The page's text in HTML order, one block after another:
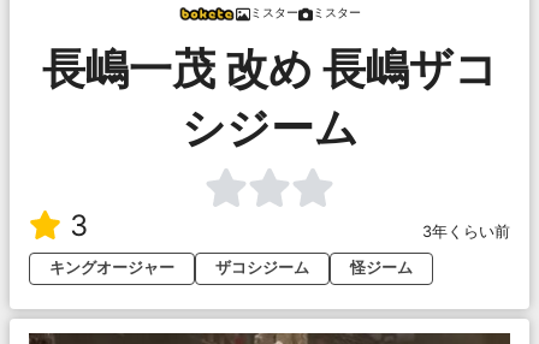
ミスター ミスター
長嶋一茂 改め 長嶋ザコ
シジーム
3
3年くらい前
キングオージャー
ザコシジーム 怪ジーム